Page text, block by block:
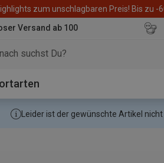
zum unschlagbaren Preis! Bis zu -
Versand ab 100
Leider ist der gewünschte Artikel